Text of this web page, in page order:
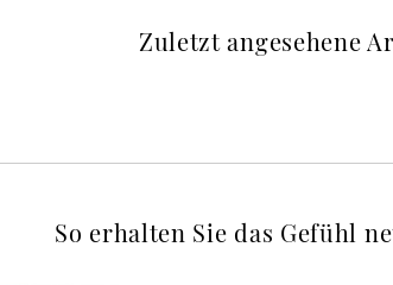
Zuletzt angesehene
So erhalten Sie das Gefühl